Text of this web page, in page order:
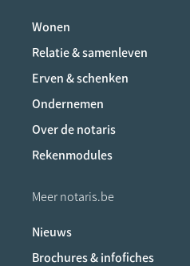
Wonen
Relatie & samenleven
Erven & schenken
Ondernemen
Over de notaris
Rekenmodules
Meer notaris.be
Nieuws
Brochures & infofiches